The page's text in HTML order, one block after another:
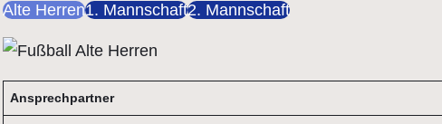
Alte Herren1. Mannschaft2. Mannschaft
Ansprechpartner